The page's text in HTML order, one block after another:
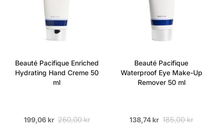
Beauté Pacifique Enriched
Hydrating Hand Creme 50
ml
199,06 kr 260,00 kr
Beauté Pacifique
Waterproof Eye Make-Up
Remover 50 ml
138,74 kr 185,00 kr